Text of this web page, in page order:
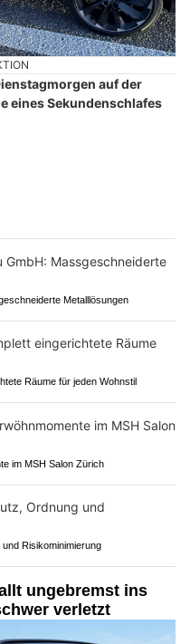
auf der
eines Sekundenschlafes
Metalllösungen
Räume für jeden Wohnstil
im MSH Salon Zürich
Risikominimierung
ungebremst ins
verletzt